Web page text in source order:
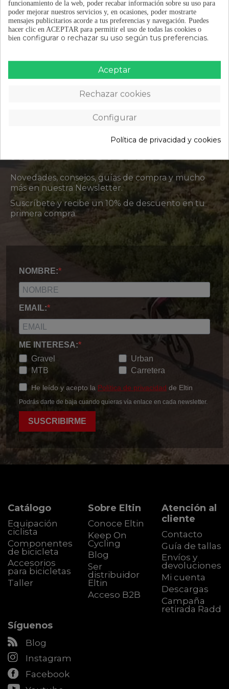
DETALLES DEL PRODUCTO
OPINIONES (0)
ÚNETE A LA
COMUNIDAD
KEEP ON CYCLING
Novedades, consejos, guías de compra y mucho
más en nuestra Newsletter.
Suscríbete y recibe un 10% de descuento en tu
primera compra.
NOMBRE:
EMAIL:
ME INTERESA:
Gravel
MTB
Urban
Carretera
He leído y acepto la Política de privacidad de Eltin
Podrás darte de baja cuando quieras vía enlace en cada newsletter.
SUSCRIBIRME
Catálogo
Equipación
ciclista
Componentes
de bicicleta
Accesorios
para bicicletas
Taller
Sobre Eltin
Conoce Eltin
Keep On
Cycling
Blog
Ser
distribuidor
Eltin
Acceso B2B
Atención al
cliente
Contacto
Guía de tallas
Envíos y
devoluciones
Mi cuenta
Descargas
Campaña
retirada Radd
Síguenos
Blog
Instagram
Facebook
funcionamiento de la web, poder recabar información sobre su uso para
poder mejorar nuestros servicios y, en ocasiones, poder mostrarte
mensajes publicitarios acorde a tus preferencias y navegación. Puedes
hacer clic en ACEPTAR para permitir el uso de todas las cookies o
bien configurar o rechazar su uso según tus preferencias.
Aceptar
Rechazar cookies
Configurar
Política de privacidad y cookies